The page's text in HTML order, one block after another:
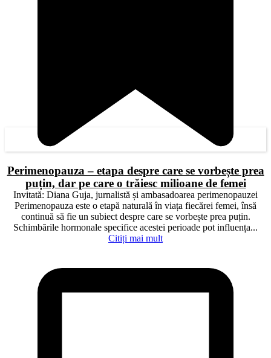
Perimenopauza – etapa despre care se vorbește prea
puțin, dar pe care o trăiesc milioane de femei
Invitată: Diana Guja, jurnalistă și ambasadoarea perimenopauzei
Perimenopauza este o etapă naturală în viața fiecărei femei, însă
continuă să fie un subiect despre care se vorbește prea puțin.
Schimbările hormonale specifice acestei perioade pot influența...
Citiți mai mult